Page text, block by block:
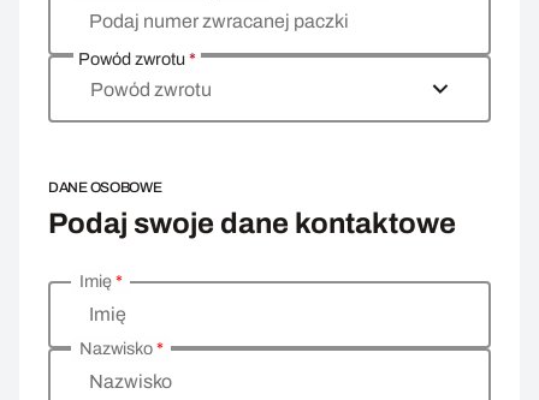
Podaj numer zwracanej paczki
Powód zwrotu*
Powód zwrotu
DANE OSOBOWE
Podaj swoje dane kontaktowe
Wprowadź swoje dane osobowe
Imię
Imię*
Nazwisko
Nazwisko*